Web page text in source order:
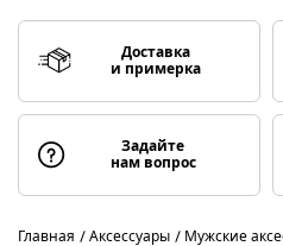
Доставка
и примерка
Задайте
нам вопрос
Главная Аксессуары Мужские